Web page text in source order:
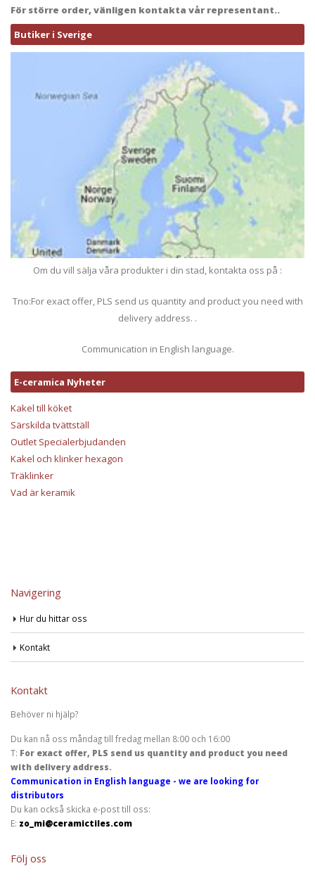
För större order, vänligen kontakta vår representant..
Butiker i Sverige
Om du vill sälja våra produkter i din stad, kontakta oss på :
Tno:For exact offer, PLS send us quantity and product you need with
delivery address. .
Communication in English language.
E-ceramica Nyheter
Kakel till köket
Särskilda tvättställ
Outlet Specialerbjudanden
Kakel och klinker hexagon
Träklinker
Vad är keramik
Navigering
Hur du hittar oss
Kontakt
Kontakt
Behöver ni hjälp?
Du kan nå oss måndag till fredag mellan 8:00 och 16:00
T: For exact offer, PLS send us quantity and product you need
with delivery address.
Communication in English language - we are looking for
distributors
Du kan också skicka e-post till oss:
E: zo_mi@ceramictiles.com
Följ oss